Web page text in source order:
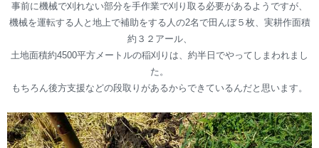
事前に機械で刈れない部分を手作業で刈り取る必要があるようですが、
機械を運転する人と地上で補助をする人の2名で田んぼ５枚、実耕作面積
約３２アール、
土地面積約4500平方メートルの稲刈りは、約半日でやってしまわれまし
た。
もちろん後方支援などの段取りがあるからできているんだと思います。